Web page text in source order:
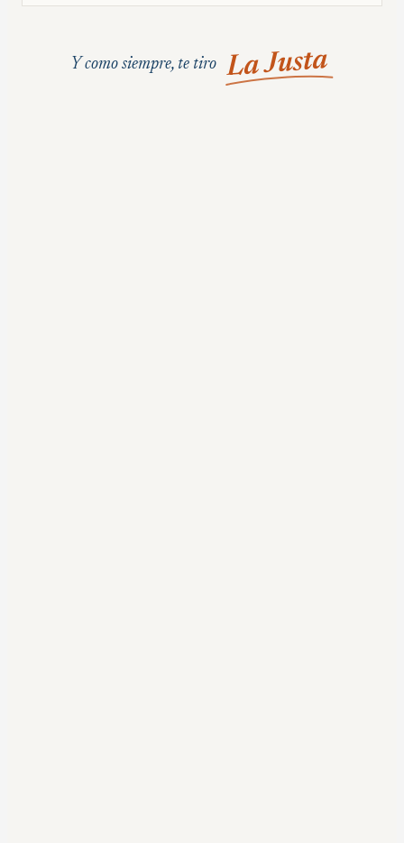
Y como siempre, te tiro La Justa